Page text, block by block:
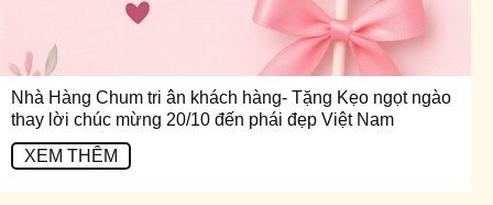
Nhà Hàng Chum tri ân khách hàng- Tặng Kẹo ngọt ngào
thay lời chúc mừng 20/10 đến phái đẹp Việt Nam
XEM THÊM